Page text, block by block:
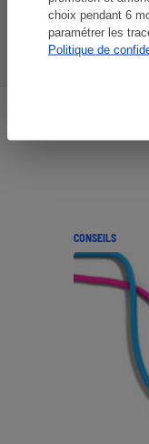
choix pendant 6
paramétrer les
Politique de
CONSEILS